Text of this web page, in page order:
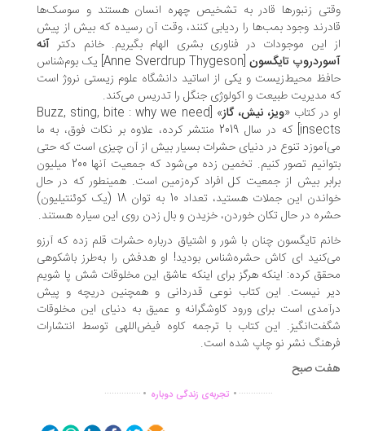
زنبورها قادر به تشخیص چهره انسان هستند و سوسک‌ها
وجود بمب‌ها را ردیابی کنند، وقت آن رسیده که بیش از پیش
این موجودات در فناوری بشری الهام بگیریم. خانم دکترآنه
تایگسون
[Anne Sverdrup Thygeson] یک بوم‌شناس
محیط‌زیست و یکی از اساتید دانشگاه علوم زیستی نروژ است
مدیریت طبیعت و اکولوژی جنگل را تدریس می‌کند.
در کتاب « ویز، نیش، گاز
» [Buzz, sting, bite : why we need
insects] که در سال 2019 منتشر کرده، علاوه بر نکات فوق، به ما
تنوع در دنیای حشرات بسیار بیش از آن چیزی است که حتی
بتوانیم تصور کنیم. تخمین زده می‌شود که جمعیت آنها 200 میلیون
بیش از جمعیت کل افراد کره‌زمین است. همینطور که در حال
خواندن این جملات هستید، تعداد 10 به توان 18 (یک کوئنتیلیون)
در حال تکان‌ خوردن، خزیدن و بال‌ زدن روی این سیاره هستند.
تایگسون چنان با شور و اشتیاق درباره حشرات قلم زده که آرزو
ای کاش حشره‌شناس بودید! او هدفش را به‌طرز باشکوهی
کرده: اینکه هرگز برای اینکه عاشق این مخلوقات شش ‌پا شویم
نیست. این کتاب نوعی قدردانی و همچنین دریچه‌ و پیش
است برای ورود کاوشگرانه و عمیق به دنیای این مخلوقات
این کتاب با ترجمه کاوه فیض‌اللهی توسط انتشارات
نشر نو چاپ شده است.
صبح
............... .تجربه‌ی زندگی دوباره ...............